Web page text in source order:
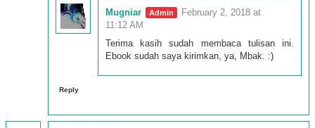
Mugniar
February 2, 2018 at
11:12 AM
Terima kasih sudah membaca tulisan ini.
Ebook sudah saya kirimkan, ya, Mbak. :)
Reply